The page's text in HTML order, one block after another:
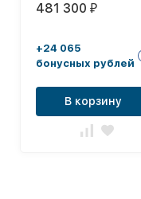
481 300 ₽
+24 065
бонусных рублей
В корзину